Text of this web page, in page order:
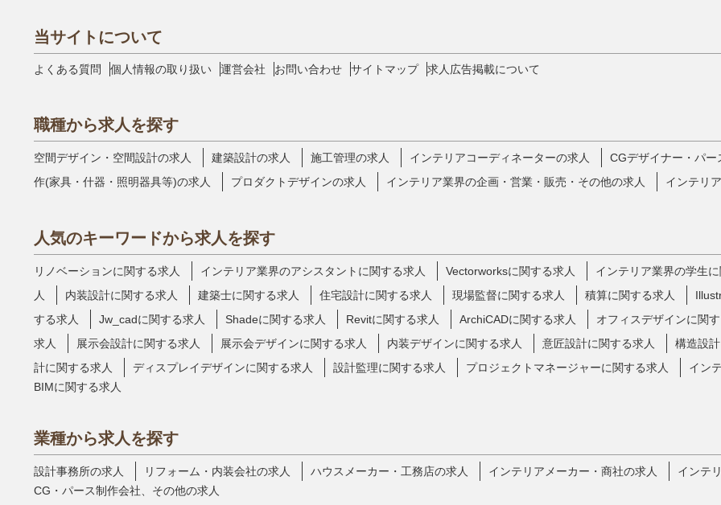
当サイトについて
よくある質問 個人情報の取り扱い 運営会社 お問い合わせ サイトマップ 求人広告掲載について
職種から求人を探す
空間デザイン・空間設計の求人 建築設計の求人 施工管理の求人 インテリアコーディネーターの求人
CGデザイナー・パ
作(家具・什器・照明器具等)の求人
プロダクトデザインの求人 インテリア業界の企画・営業・販売・その他の求人 インテリ
人気のキーワードから求人を探す
リノベーションに関する求人 インテリア業界のアシスタントに関する求人 Vectorworksに関する求人
インテリア業界の学生
人
内装設計に関する求人 建築士に関する求人 住宅設計に関する求人 現場監督に関する求人 積算に関する求人
する求人
Jw_cadに関する求人 Shadeに関する求人 Revitに関する求人 ArchiCADに関する求人
オフィスデザインに関
求人
展示会設計に関する求人 展示会デザインに関する求人 内装デザインに関する求人 意匠設計に関する求人
構造設
計に関する求人
ディスプレイデザインに関する求人 設計監理に関する求人 プロジェクトマネージャーに関する求人
イン
BIMに関する求人
業種から求人を探す
設計事務所の求人 リフォーム・内装会社の求人 ハウスメーカー・工務店の求人 インテリアメーカー・商社の求人
インテ
CG・パース制作会社、その他の求人